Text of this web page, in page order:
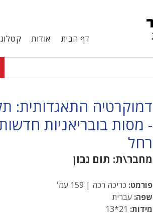
דף הבית אודות
דמוקרטיה התאגדותית:
- מסות בובריאניות חדשות
רחל
מחבר\ת: תום נבון
פורמט: כריכה רכה | 159 עמ׳
שפה: עברית
מידות: